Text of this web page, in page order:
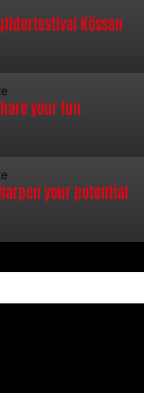
Kössen
your fun
your potential